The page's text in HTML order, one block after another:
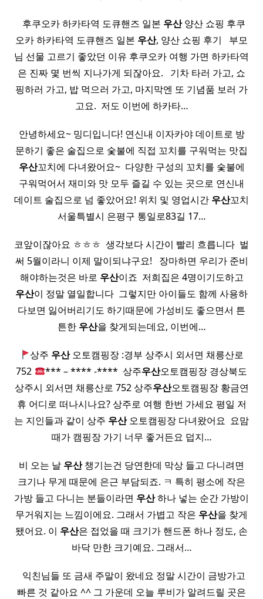
​ ​ 후쿠오카 하카타역 도큐핸즈 일본 우산양산 쇼핑 후쿠
오카 하카타역 도큐핸즈 일본 우산, 양산 쇼핑 후기 ​ ​ 부모
님 선물 고르기 좋았던 이유 후쿠오카 여행 가면 하카타역
은 진짜 몇 번씩 지나가게 되잖아요. ​ ​ 기차 타러 가고, 쇼
핑하러 가고, 밥 먹으러 가고, 마지막엔 또 기념품 보러 가
고요. ​ 저도 이번에 하카타…
안녕하세요~ 밍디입니다! 연신내 이자카야 데이트로 방
문하기 좋은 술집으로 숯불에 직접 꼬치를 구워먹는 맛집
우산꼬치에 다녀왔어요~ ​ 다양한 구성의 꼬치를 숯불에
구워먹어서 재미와 맛 모두 즐길 수 있는 곳으로 연신내
데이트 술집으로 넘 좋았어요! 위치 및 영업시간 우산꼬치
서울특별시 은평구 통일로83길 17…
코앞이잖아요 ㅎㅎㅎ ​ 생각보다 시간이 빨리 흐릅니다 ​ 벌
써 5월이라니 이제 말이되냐구요! ​ ​ 장마하면 우리가 준비
해야하는것은 바로 우산이죠 ​ 저희집은 4명이기도하고
우산이 정말 열일합니다 ​ 그렇지만 아이들도 함께 사용하
다보면 잃어버리기도 하기때문에 가성비도 좋으면서 튼
튼한 우산을 찾게되는데요, 이번에…
상주 우산오토캠핑장 :경부 상주시 외서면 채릉산로
752
*** – **** -**** ​ 상주우산오토캠핑장 경상북도
상주시 외서면 채릉산로 752 상주우산오토캠핑장 황금연
휴 어디로 떠나시나요? 상주로 여행 한번 가세요 평일 저
는 지인들과 같이 상주 우산오토캠핑장 다녀왔어요 ​ 요맘
때가 캠핑장 가기 너무 좋거든요 덥지…
비 오는 날 우산챙기는건 당연한데 막상 들고 다니려면
크기나 무게 때문에 은근 부담되죠. ㅋ 특히 평소에 작은
가방 들고 다니는 분들이라면 우산하나 넣는 순간 가방이
무거워지는 느낌이에요. 그래서 가볍고 작은 우산을 찾게
됐어요. 이 우산은 접었을 때 크기가 핸드폰 하나 정도, 손
바닥 만한 크기예요. 그래서…
​ ​ 익친님들 또 금새 주말이 왔네요 정말 시간이 금방가고
빠른 것 같아요 ^^ 그 가운데 오늘 루비가 알려드릴 곳은